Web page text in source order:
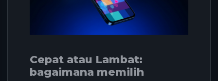
Cepat atau Lambat:
bagaimana memilih